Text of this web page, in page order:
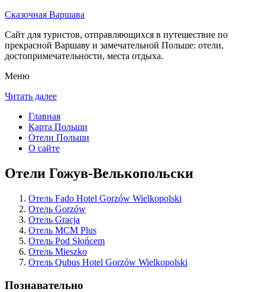
Сказочная Варшава
Сайт для туристов, отправляющихся в путешествие по
прекрасной Варшаву и замечательной Польше: отели,
достопримечательности, места отдыха.
Меню
Читать далее
Главная
Карта Польши
Отели Польши
О сайте
Отели Гожув-Велькопольски
Отель Fado Hotel Gorzów Wielkopolski
Отель Gorzów
Отель Gracja
Отель MCM Plus
Отель Pod Słońcem
Отель Mieszko
Отель Qubus Hotel Gorzów Wielkopolski
Познавательно